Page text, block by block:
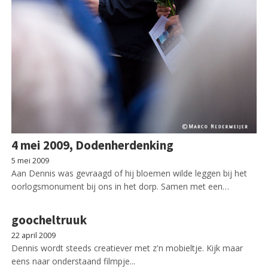
4 mei 2009, Dodenherdenking
5 mei 2009
Aan Dennis was gevraagd of hij bloemen wilde leggen bij het
oorlogsmonument bij ons in het dorp. Samen met een…
goocheltruuk
22 april 2009
Dennis wordt steeds creatiever met z'n mobieltje. Kijk maar
eens naar onderstaand filmpje...